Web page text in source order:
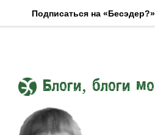
Подписаться на «Бесэдер?»
Блоги, блоги